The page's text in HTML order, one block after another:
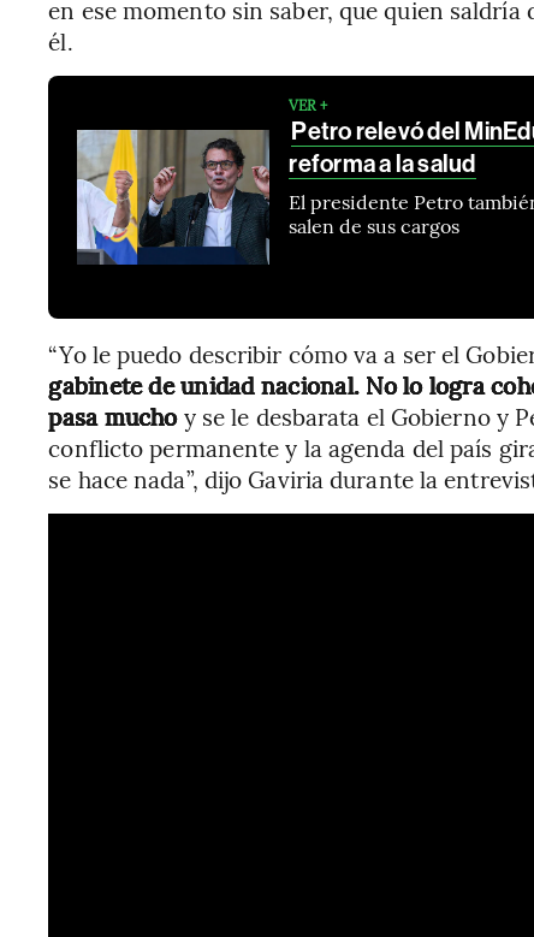
en ese momento sin saber, que quien
él.
VER +
Petro relevó del
reforma a la salud
El presidente Petro
salen de sus cargos
“Yo le puedo describir cómo va a ser el
gabinete de unidad nacional. No lo logra
pasa muchoy se le desbarata el Gobierno y
conflicto permanente y la agenda del país
se hace nada”, dijo Gaviria durante la